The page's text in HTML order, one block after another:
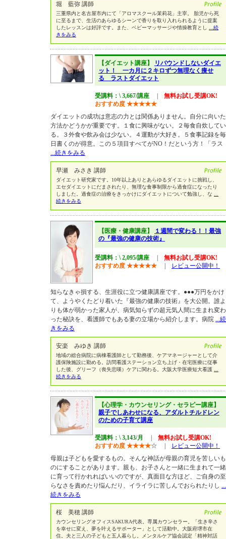
堀 藍弥 講師
三重県内と名古屋市内にて「アロマスクール茉莉花」主宰。 胎児から死
に至るまで、生活のあらゆるシーンで香りを取り入れられるように提案
したレッスンは好評です。また、ベビーマッサージや情操教育とし
...続
きをみる
【ダイエット講座】
リバウンドしないダイエ
ット！ 一カ月に２キロずつ無理なく痩せ
る ラストダイエット
受講料：\ 3,667/講座
無料お試し受講OK!
おすすめ度 ★★★★★
ダイエットの成功は意志の力とは関係ありません。自分に向いた
方法かどうかが重要です。１食に興味がない。２毎食自炊してい
る。３外食や飲み会は少ない。４運動が大好き。５食事記録を毎
日書くのが得意。この５項目すべてがNO！だという方！「ラス
...続きをみる
早瀬 みさき 講師
ダイエット研究家です。10年以上ありとあらゆるダイエットに挑戦し、
エセダイエットにだまされたり、無理な食事制限から過食症になったり
しました。過食症の治療をきっかけにダイエットについて勉強し、な
続きをみる
【医療・健康講座】
１週間で変わる！！最強
の『最強の健康の技術』
受講料：\ 2,095/講座
無料お試し受講OK!
おすすめ度 ★★★★★ レビュー公開中！
知らなきゃ損する、生涯役に立つ健康講座です。●●●万円をかけ
て、ようやくたどり着いた『最強の健康の技術』を大公開。誰よ
りも体が弱かった家人が、病気知らずの超元気人間に生まれ変わ
った秘訣を、看護師でもある妻の立場から紹介します。病院 ...続
きをみる
安楽 みゆき 講師
地域の総合病院に病棟看護師として勤務後、ケアマネージャーとして介
護保険施設に勤める。訪問看護ステーション立ち上げ・在宅医療に従事
した後、グリーフ（喪失悲嘆）ケアに関わる。大阪大学医療短大看護
続きをみる
【心理学・カウンセリング・セラピー講座】
親子でしあわせになる、アダルトチルドレン
のための子育て講座
受講料：\ 3,143/月
無料お試し受講OK!
おすすめ度 ★★★★☆
レビュー公開中！
母親は子どもを愛するもの。そんな神話が母親の育児を苦しいも
のにすることがあります。親も、お子さんと一緒に生まれて一緒
に育って行かれればいいのですが、真面目な方ほど、ご自身の至
らなさを責めたり悩んだり、イライラに苦しんでおられたりし ...
続きをみる
桜 美穂 講師
カウンセリングオフィスSAKURA代表。専属カウンセラー。「生き辛さ
を幸せに変え、夢を叶えるサポーター」として活動中。大阪府堺市在
住。夫と三人の子どもと五人暮らし。メンタルケア協会認定「精神対話